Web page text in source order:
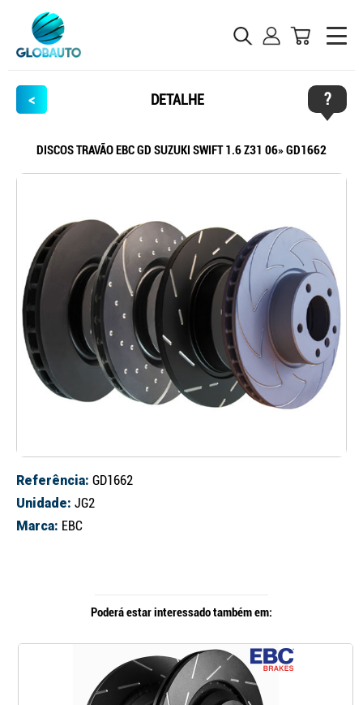
< DETALHE ?
DISCOS TRAVÃO EBC GD SUZUKI SWIFT 1.6 Z31 06» GD1662
Referência: GD1662
Unidade: JG2
Marca: EBC
Poderá estar interessado também em: